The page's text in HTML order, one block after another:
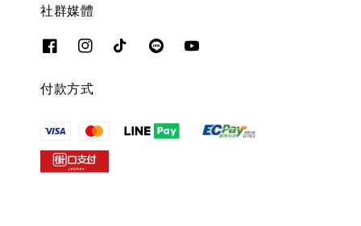
社群媒體
付款方式